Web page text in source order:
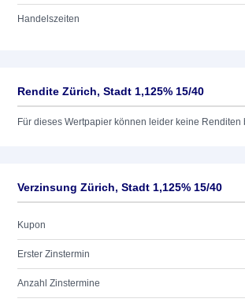
Handelszeiten
Rendite Zürich, Stadt 1,125% 15/40
Für dieses Wertpapier können leider keine Renditen
Verzinsung Zürich, Stadt 1,125% 15/40
Kupon
Erster Zinstermin
Anzahl Zinstermine